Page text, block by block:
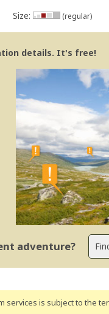
indicam.
favor recolha-o a fim
Size: (regular)
details. It's free!
adventure?
services is subject to the